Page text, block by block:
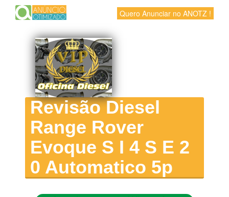
Quero Anunciar no ANOTZ !
Revisão Diesel
Range Rover
Evoque S I 4 S E 2
0 Automatico 5p